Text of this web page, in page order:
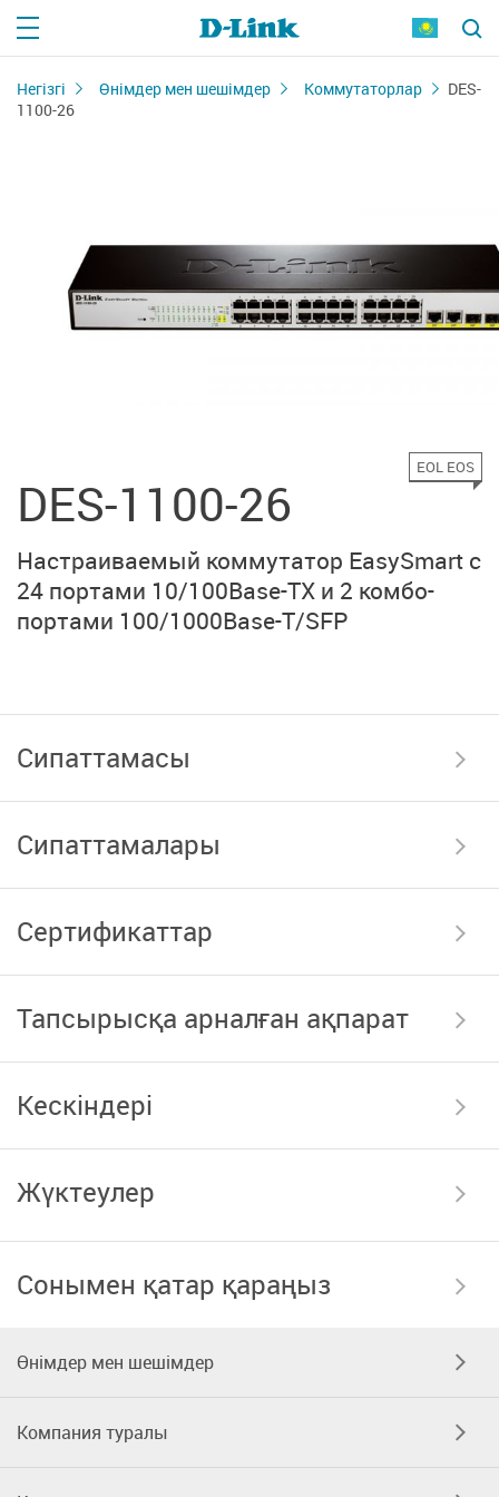
Негізгі Өнімдер мен шешімдер Коммутаторлар
DES-
1100-26
DES-1100-26
EOL EOS
Настраиваемый коммутатор EasySmart с
24 портами 10/100Base-TX и 2 комбо-
портами 100/1000Base-T/SFP
Сипаттамасы
Сипаттамалары
Сертификаттар
Тапсырысқа арналған ақпарат
Кескіндері
Жүктеулер
Сонымен қатар қараңыз
Өнімдер мен шешімдер
Компания туралы